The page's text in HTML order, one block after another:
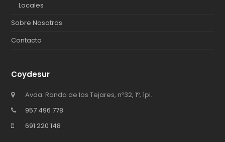
Locales
Sobre Nosotros
Contacto
Coydesur
Avda. Ronda de los Tejares, nº32, 1º, 1pl.
957 496 778
691 220 148